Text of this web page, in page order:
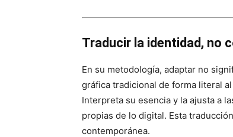
Traducir la identidad, no
En su metodología, adaptar no
gráfica tradicional de forma literal
Interpreta su esencia y la ajusta a
propias de lo digital. Esta
contemporánea.